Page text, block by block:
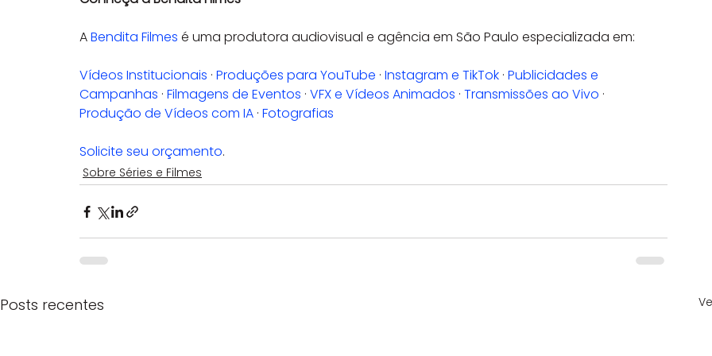
A Bendita Filmes é uma produtora audiovisual e agência em São Paulo especializada em:
Vídeos Institucionais · Produções para YouTube · Instagram e TikTok · Publicidades e
Campanhas · Filmagens de Eventos · VFX e Vídeos Animados · Transmissões ao Vivo ·
Produção de Vídeos com IA · Fotografias
Solicite seu orçamento.
Sobre Séries e Filmes
Posts recentes